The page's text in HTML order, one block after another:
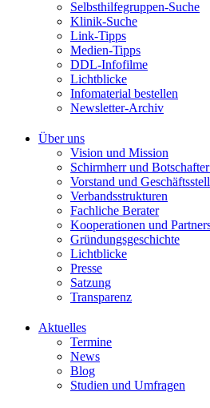
Selbsthilfegruppen-Suche
Klinik-Suche
Link-Tipps
Medien-Tipps
DDL-Infofilme
Lichtblicke
Infomaterial bestellen
Newsletter-Archiv
Über uns
Vision und Mission
Schirmherr und
Vorstand und
Verbandsstrukturen
Fachliche Berater
Kooperationen und
Gründungsgeschichte
Lichtblicke
Presse
Satzung
Transparenz
Aktuelles
Termine
News
Blog
Studien und Umfragen